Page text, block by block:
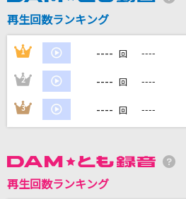
チェックのワンピース
back number
再生回数ランキング
1 ---- 回 ----
2 ---- 回 ----
3 ---- 回 ----
再生回数ランキング